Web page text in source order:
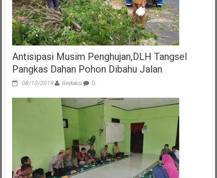
Antisipasi Musim Penghujan,DLH Tangsel
Pangkas Dahan Pohon Dibahu Jalan
08/10/2019 Redaksi 0